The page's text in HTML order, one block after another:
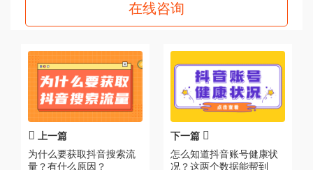
在线咨询
上一篇
为什么要获取抖音搜索流
量？有什么原因？
下一篇
怎么知道抖音账号健康状
况？这两个数据能帮到